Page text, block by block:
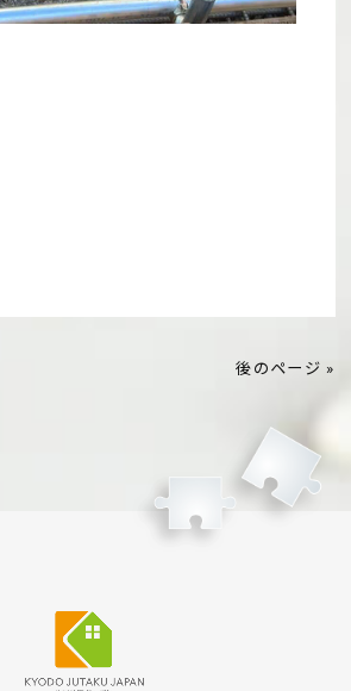
後のページ »